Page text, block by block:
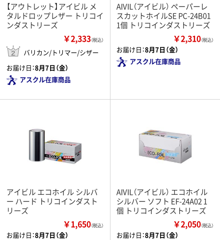
【アウトレット】アイビル メ
タルドロップレザー トリコイ
ンダストリーズ
￥2,333（税込）
バリカン/トリマー/シザー
お届け日：8月7日（金）
アスクル在庫商品
AIVIL（アイビル） ペーパーレ
スカットホイルSE PC-24B01
1個 トリコインダストリーズ
￥2,310（税込）
お届け日：8月7日（金）
アスクル在庫商品
アイビル エコホイル シルバ
ー ハード トリコインダスト
リーズ
￥1,650（税込）
お届け日：8月7日（金）
AIVIL（アイビル） エコホイル
シルバー ソフト EF-24A02 1
個 トリコインダストリーズ
￥2,050（税込）
お届け日：8月7日（金）